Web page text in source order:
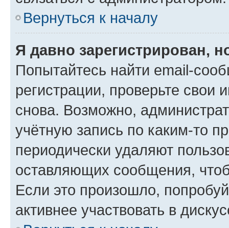
Вернуться к началу
Я давно зарегистрирован,
Попытайтесь найти email-
регистрации, проверьте свои
снова. Возможно,
учётную запись по каким-то
периодически удаляют
оставляющих сообщения,
Если это произошло,
активнее участвовать в